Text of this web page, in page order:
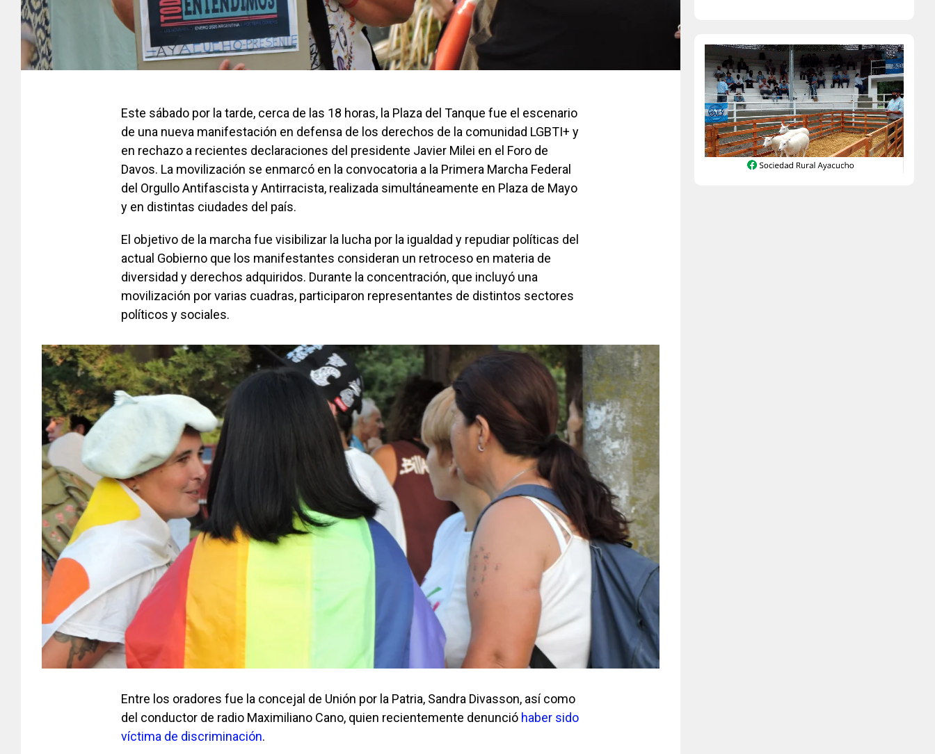
Este sábado por la tarde, cerca de las 18 horas, la Plaza del Tanque fue el escenario
de una nueva manifestación en defensa de los derechos de la comunidad LGBTI+ y
en rechazo a recientes declaraciones del presidente Javier Milei en el Foro de
Davos. La movilización se enmarcó en la convocatoria a la Primera Marcha Federal
del Orgullo Antifascista y Antirracista, realizada simultáneamente en Plaza de Mayo
y en distintas ciudades del país.
El objetivo de la marcha fue visibilizar la lucha por la igualdad y repudiar políticas del
actual Gobierno que los manifestantes consideran un retroceso en materia de
diversidad y derechos adquiridos. Durante la concentración, que incluyó una
movilización por varias cuadras, participaron representantes de distintos sectores
políticos y sociales.
Entre los oradores fue la concejal de Unión por la Patria, Sandra Divasson, así como
del conductor de radio Maximiliano Cano, quien recientemente denunció haber sido
víctima de discriminación.